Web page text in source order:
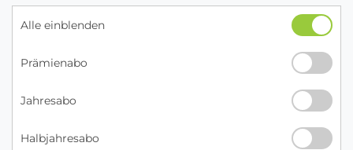
Alle einblenden
Prämienabo
Jahresabo
Halbjahresabo